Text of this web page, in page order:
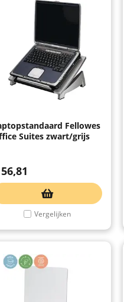
Fellowes
Suites zwart/grijs
56,81
Vergelijken